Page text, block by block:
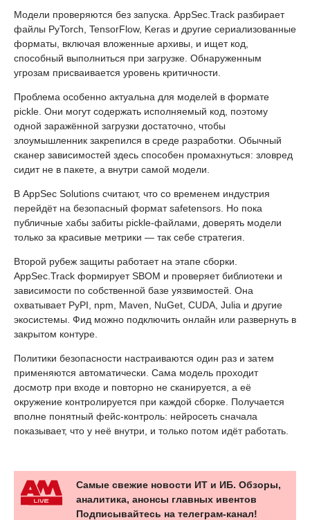
Модели проверяются без запуска. AppSec.Track разбирает
файлы PyTorch, TensorFlow, Keras и другие сериализованные
форматы, включая вложенные архивы, и ищет код,
способный выполниться при загрузке. Обнаруженным
угрозам присваивается уровень критичности.
Проблема особенно актуальна для моделей в формате
pickle. Они могут содержать исполняемый код, поэтому
одной заражённой загрузки достаточно, чтобы
злоумышленник закрепился в среде разработки. Обычный
сканер зависимостей здесь способен промахнуться: зловред
сидит не в пакете, а внутри самой модели.
В AppSec Solutions считают, что со временем индустрия
перейдёт на безопасный формат safetensors. Но пока
публичные хабы забиты pickle-файлами, доверять модели
только за красивые метрики — так себе стратегия.
Второй рубеж защиты работает на этапе сборки.
AppSec.Track формирует SBOM и проверяет библиотеки и
зависимости по собственной базе уязвимостей. Она
охватывает PyPI, npm, Maven, NuGet, CUDA, Julia и другие
экосистемы. Фид можно подключить онлайн или развернуть в
закрытом контуре.
Политики безопасности настраиваются один раз и затем
применяются автоматически. Сама модель проходит
досмотр при входе и повторно не сканируется, а её
окружение контролируется при каждой сборке. Получается
вполне понятный фейс-контроль: нейросеть сначала
показывает, что у неё внутри, и только потом идёт работать.
Самые свежие новости ИТ и ИБ. Обзоры,
аналитика, анонсы главных ивентов
Подписывайтесь на телеграм-канал!